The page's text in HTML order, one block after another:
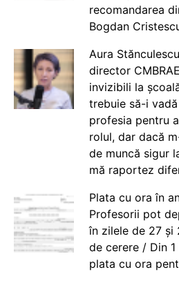
recomandarea
Bogdan
Aura
director
invizibili la
trebuie să-i
profesia pentru
rolul, dar dacă
de muncă sigur
mă raportez
Plata cu ora în
Profesorii pot
în zilele de 27 și
de cerere / Din
plata cu ora